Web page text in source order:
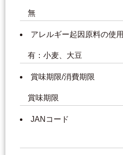
無
アレルギー起因原料の使用
有：小麦、大豆
賞味期限/消費期限
賞味期限
JANコード